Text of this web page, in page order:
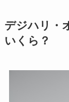
デジハリ・
いくら？